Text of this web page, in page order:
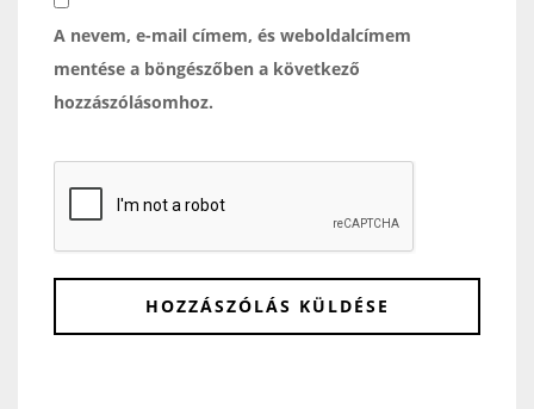
A nevem, e-mail címem, és weboldalcímem
mentése a böngészőben a következő
hozzászólásomhoz.